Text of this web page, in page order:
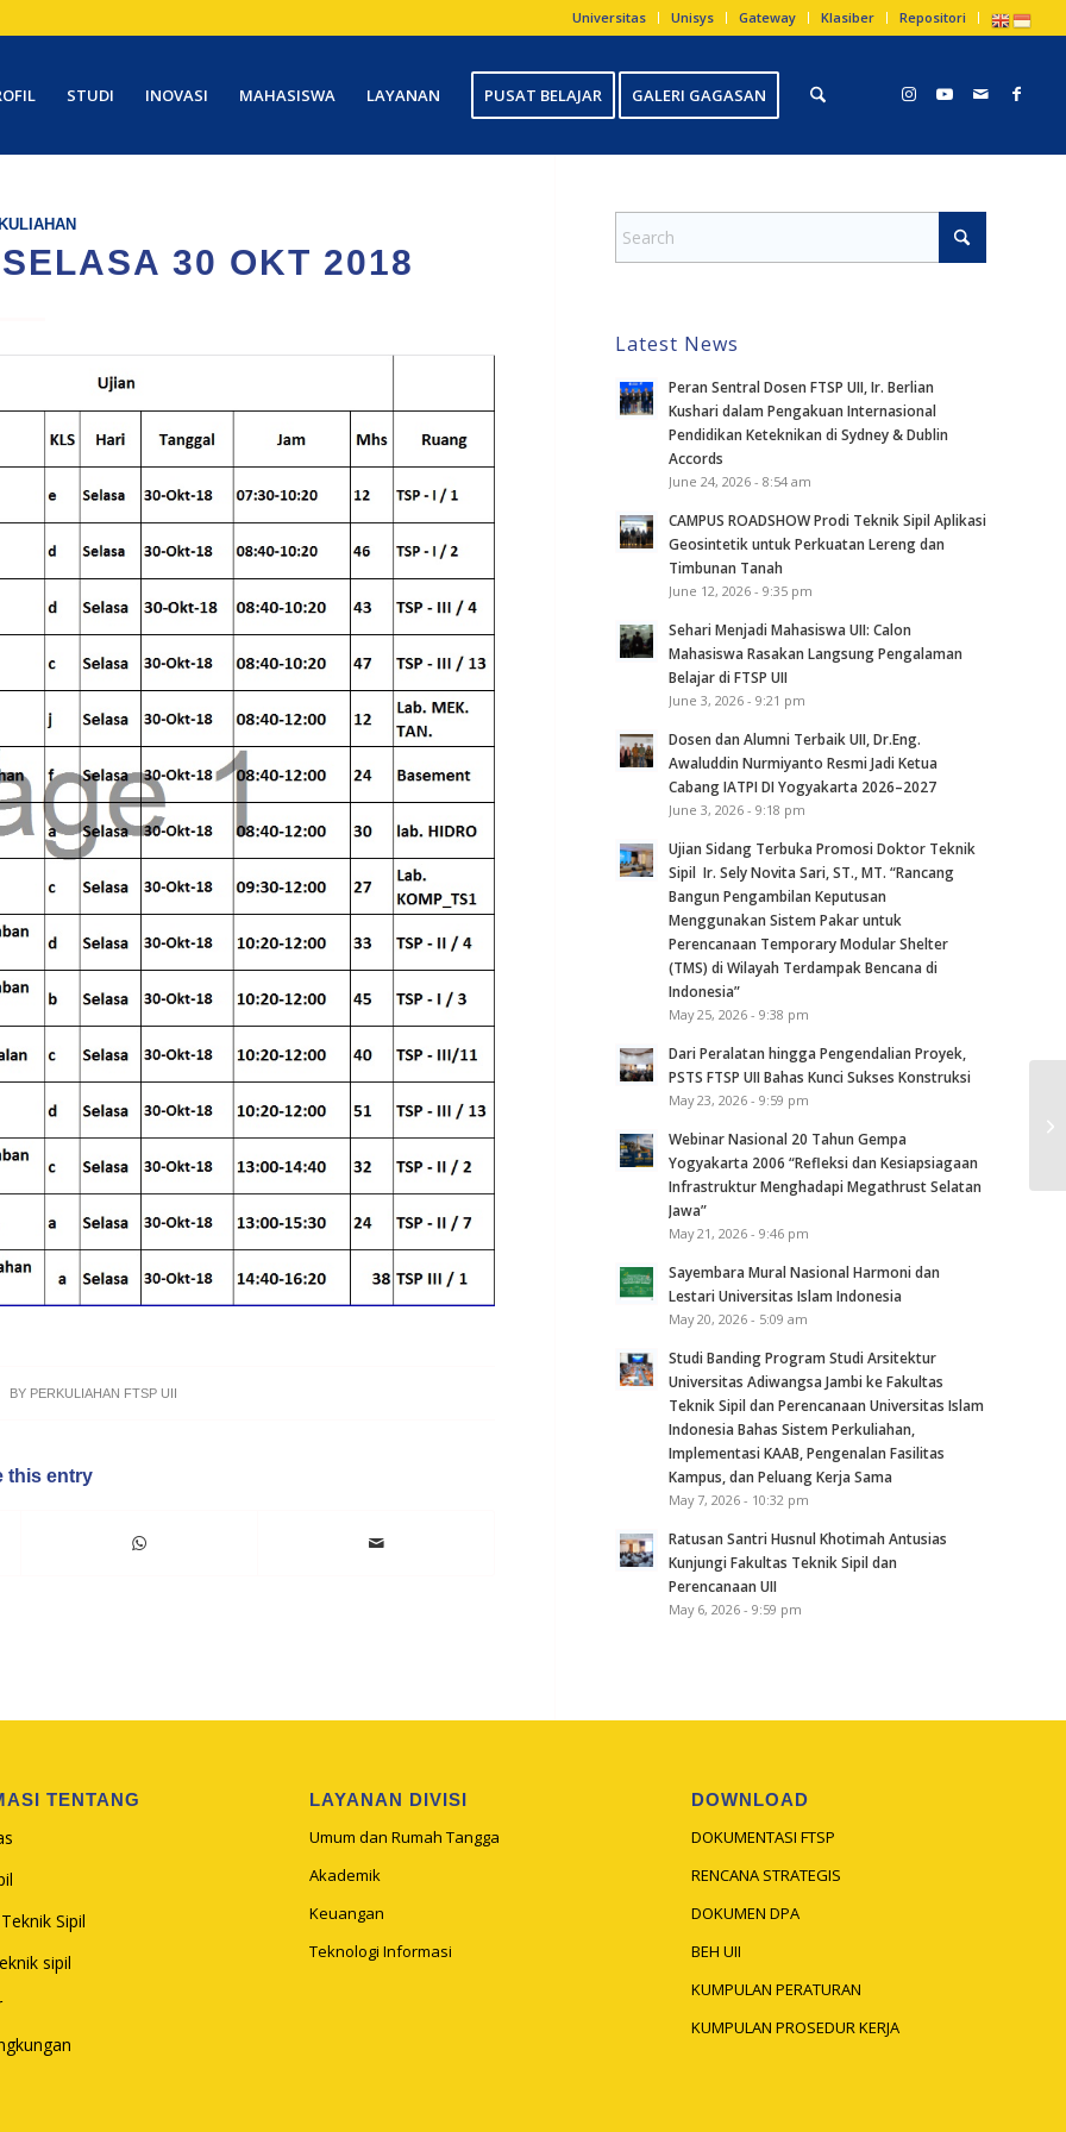
Universitas Unisys Gateway Klasiber Repositori
STUDI INOVASI MAHASISWA LAYANAN PUSAT BELAJAR GALERI GAGASAN
30 OKT 2018
BY PERKULIAHAN FTSP UII
this entry
Latest News
Peran Sentral Dosen FTSP UII, Ir. Berlian
Kushari dalam Pengakuan Internasional
Pendidikan Keteknikan di Sydney & Dublin
Accords
June 24, 2026 - 8:54 am
CAMPUS ROADSHOW Prodi Teknik Sipil Aplikasi
Geosintetik untuk Perkuatan Lereng dan
Timbunan Tanah
June 12, 2026 - 9:35 pm
Sehari Menjadi Mahasiswa UII: Calon
Mahasiswa Rasakan Langsung Pengalaman
Belajar di FTSP UII
June 3, 2026 - 9:21 pm
Dosen dan Alumni Terbaik UII, Dr.Eng.
Awaluddin Nurmiyanto Resmi Jadi Ketua
Cabang IATPI DI Yogyakarta 2026–2027
June 3, 2026 - 9:18 pm
Ujian Sidang Terbuka Promosi Doktor Teknik
Sipil Ir. Sely Novita Sari, ST., MT. “Rancang
Bangun Pengambilan Keputusan
Menggunakan Sistem Pakar untuk
Perencanaan Temporary Modular Shelter
(TMS) di Wilayah Terdampak Bencana di
Indonesia”
May 25, 2026 - 9:38 pm
Dari Peralatan hingga Pengendalian Proyek,
PSTS FTSP UII Bahas Kunci Sukses Konstruksi
May 23, 2026 - 9:59 pm
Webinar Nasional 20 Tahun Gempa
Yogyakarta 2006 “Refleksi dan Kesiapsiagaan
Infrastruktur Menghadapi Megathrust Selatan
Jawa”
May 21, 2026 - 9:46 pm
Sayembara Mural Nasional Harmoni dan
Lestari Universitas Islam Indonesia
May 20, 2026 - 5:09 am
Studi Banding Program Studi Arsitektur
Universitas Adiwangsa Jambi ke Fakultas
Teknik Sipil dan Perencanaan Universitas Islam
Indonesia Bahas Sistem Perkuliahan,
Implementasi KAAB, Pengenalan Fasilitas
Kampus, dan Peluang Kerja Sama
May 7, 2026 - 10:32 pm
Ratusan Santri Husnul Khotimah Antusias
Kunjungi Fakultas Teknik Sipil dan
Perencanaan UII
May 6, 2026 - 9:59 pm
TENTANG
Sipil
sipil
LAYANAN DIVISI
Umum dan Rumah Tangga
Akademik
Keuangan
Teknologi Informasi
DOWNLOAD
DOKUMENTASI FTSP
RENCANA STRATEGIS
DOKUMEN DPA
BEH UII
KUMPULAN PERATURAN
KUMPULAN PROSEDUR KERJA